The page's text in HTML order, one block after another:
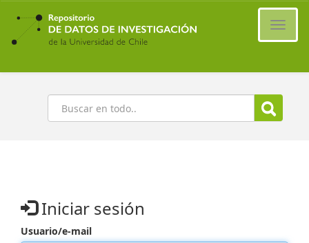
Ir
contenido
principal
Buscar
Iniciar sesión
Usuario/e-mail